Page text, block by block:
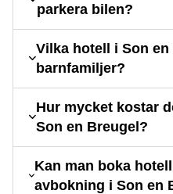
parkera bilen?
Vilka hotell i Son
barnfamiljer?
Hur mycket kostar
Son en Breugel?
Kan man boka
avbokning i Son en